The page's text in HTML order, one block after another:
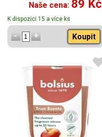
Naše cena: 89 Kč
K dispozici 15 a více ks
Koupit